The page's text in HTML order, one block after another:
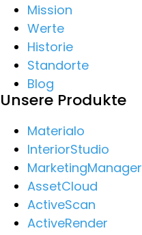
Mission
Werte
Historie
Standorte
Blog
Unsere Produkte
Materialo
InteriorStudio
MarketingManager
AssetCloud
ActiveScan
ActiveRender